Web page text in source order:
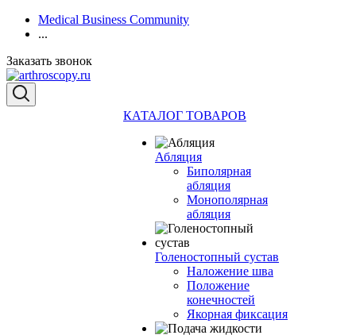
Medical Business Community
...
Заказать звонок
КАТАЛОГ ТОВАРОВ
Абляция
Биполярная
абляция
Монополярная
абляция
Голеностопный сустав
Наложение шва
Положение
конечностей
Якорная фиксация